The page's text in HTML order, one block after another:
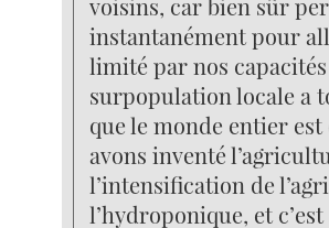
voisins, car bien sûr
instantanément pour
limité par nos
surpopulation locale a
que le monde entier
avons inventé
l’intensification de
l’hydroponique, et